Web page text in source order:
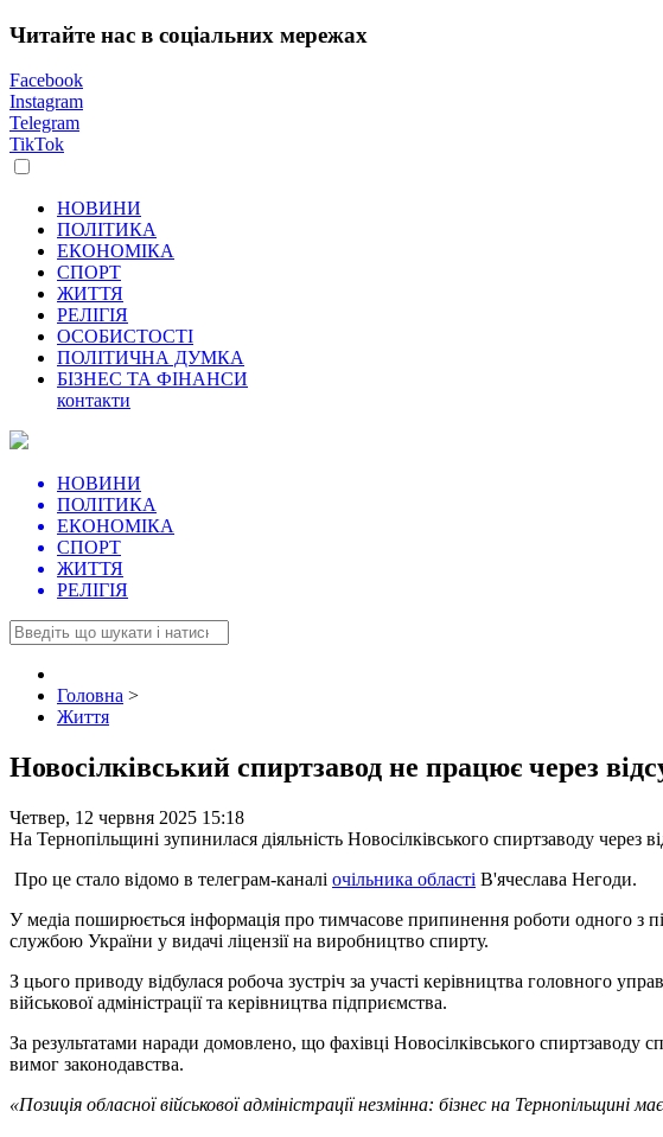
Читайте нас в соціальних мережах
Facebook
Instagram
Telegram
TikTok
НОВИНИ
ПОЛІТИКА
ЕКОНОМІКА
СПОРТ
ЖИТТЯ
РЕЛІГІЯ
ОСОБИСТОСТІ
ПОЛІТИЧНА ДУМКА
БІЗНЕС ТА ФІНАНСИ
контакти
НОВИНИ
ПОЛІТИКА
ЕКОНОМІКА
СПОРТ
ЖИТТЯ
РЕЛІГІЯ
Головна >
Життя
Новосілківський спиртзавод не працює через
Четвер, 12 червня 2025 15:18
На Тернопільщині зупинилася діяльність Новосілківського спиртзаводу через
Про це стало відомо в телеграм-каналі очільника області В'ячеслава Негоди.
У медіа поширюється інформація про тимчасове припинення роботи одного з
службою України у видачі ліцензії на виробництво спирту.
З цього приводу відбулася робоча зустріч за участі керівництва головного
військової адміністрації та керівництва підприємства.
За результатами наради домовлено, що фахівці Новосілківського
вимог законодавства.
«Позиція обласної військової адміністрації незмінна: бізнес на Тернопільщині